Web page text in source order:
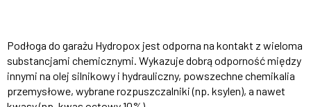
Podłoga do garażu Hydropox jest odporna na kontakt z wieloma
substancjami chemicznymi. Wykazuje dobrą odporność między
innymi na olej silnikowy i hydrauliczny, powszechne chemikalia
przemysłowe, wybrane rozpuszczalniki (np. ksylen), a nawet